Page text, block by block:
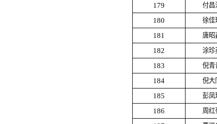
179 付昌
180 徐佳
181 唐昭
182 涂珍
183 倪青
184 倪大
185 彭凤
186 周红